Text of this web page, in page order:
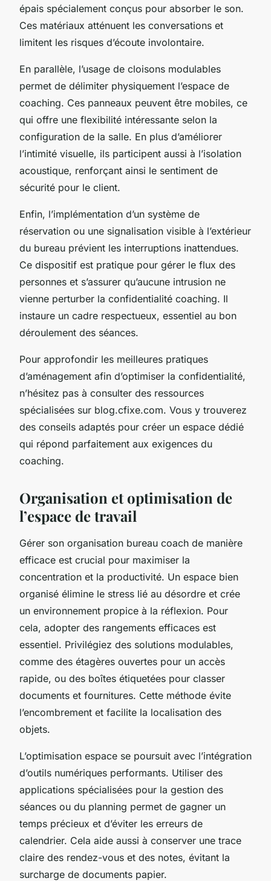
épais spécialement conçus pour absorber le son.
Ces matériaux atténuent les conversations et
limitent les risques d’écoute involontaire.
En parallèle, l’usage de cloisons modulables
permet de délimiter physiquement l’espace de
coaching. Ces panneaux peuvent être mobiles, ce
qui offre une flexibilité intéressante selon la
configuration de la salle. En plus d’améliorer
l’intimité visuelle, ils participent aussi à l’isolation
acoustique, renforçant ainsi le sentiment de
sécurité pour le client.
Enfin, l’implémentation d’un système de
réservation ou une signalisation visible à l’extérieur
du bureau prévient les interruptions inattendues.
Ce dispositif est pratique pour gérer le flux des
personnes et s’assurer qu’aucune intrusion ne
vienne perturber la confidentialité coaching. Il
instaure un cadre respectueux, essentiel au bon
déroulement des séances.
Pour approfondir les meilleures pratiques
d’aménagement afin d’optimiser la confidentialité,
n’hésitez pas à consulter des ressources
spécialisées sur blog.cfixe.com. Vous y trouverez
des conseils adaptés pour créer un espace dédié
qui répond parfaitement aux exigences du
coaching.
Organisation et optimisation de
l’espace de travail
Gérer son organisation bureau coach de manière
efficace est crucial pour maximiser la
concentration et la productivité. Un espace bien
organisé élimine le stress lié au désordre et crée
un environnement propice à la réflexion. Pour
cela, adopter des rangements efficaces est
essentiel. Privilégiez des solutions modulables,
comme des étagères ouvertes pour un accès
rapide, ou des boîtes étiquetées pour classer
documents et fournitures. Cette méthode évite
l’encombrement et facilite la localisation des
objets.
L’optimisation espace se poursuit avec l’intégration
d’outils numériques performants. Utiliser des
applications spécialisées pour la gestion des
séances ou du planning permet de gagner un
temps précieux et d’éviter les erreurs de
calendrier. Cela aide aussi à conserver une trace
claire des rendez-vous et des notes, évitant la
surcharge de documents papier.